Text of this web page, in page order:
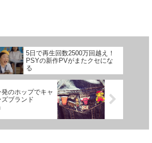
5日で再生回数2500万回越え！
PSYの新作PVがまたクセにな
る
のホップでキャ
ブランド